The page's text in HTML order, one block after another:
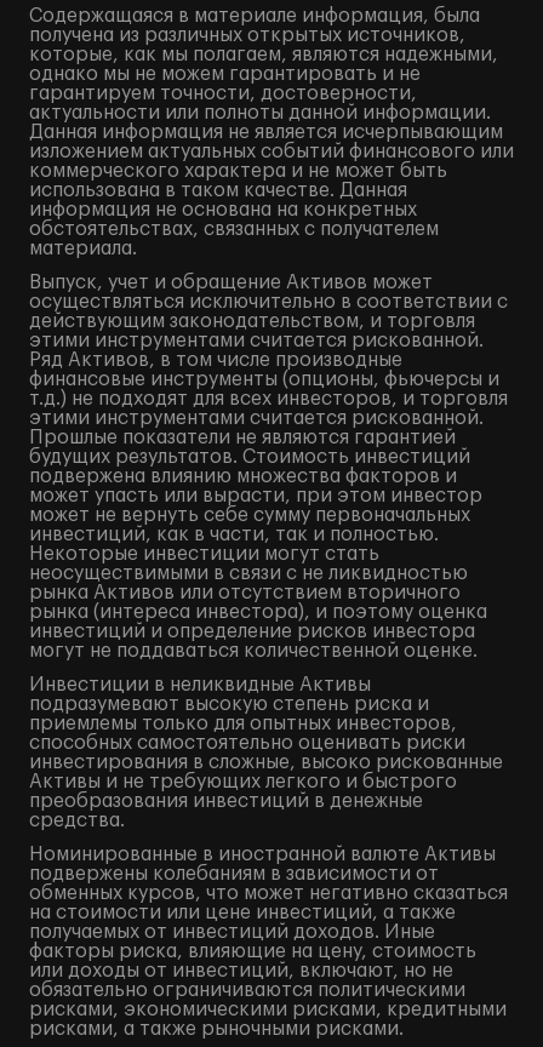
Содержащаяся в материале информация, была
получена из различных открытых источников,
которые, как мы полагаем, являются надежными,
однако мы не можем гарантировать и не
гарантируем точности, достоверности,
актуальности или полноты данной информации.
Данная информация не является исчерпывающим
изложением актуальных событий финансового или
коммерческого характера и не может быть
использована в таком качестве. Данная
информация не основана на конкретных
обстоятельствах, связанных с получателем
материала.
Выпуск, учет и обращение Активов может
осуществляться исключительно в соответствии с
действующим законодательством, и торговля
этими инструментами считается рискованной.
Ряд Активов, в том числе производные
финансовые инструменты (опционы, фьючерсы и
т.д.) не подходят для всех инвесторов, и торговля
этими инструментами считается рискованной.
Прошлые показатели не являются гарантией
будущих результатов. Стоимость инвестиций
подвержена влиянию множества факторов и
может упасть или вырасти, при этом инвестор
может не вернуть себе сумму первоначальных
инвестиций, как в части, так и полностью.
Некоторые инвестиции могут стать
неосуществимыми в связи с не ликвидностью
рынка Активов или отсутствием вторичного
рынка (интереса инвестора), и поэтому оценка
инвестиций и определение рисков инвестора
могут не поддаваться количественной оценке.
Инвестиции в неликвидные Активы
подразумевают высокую степень риска и
приемлемы только для опытных инвесторов,
способных самостоятельно оценивать риски
инвестирования в сложные, высоко рискованные
Активы и не требующих легкого и быстрого
преобразования инвестиций в денежные
средства.
Номинированные в иностранной валюте Активы
подвержены колебаниям в зависимости от
обменных курсов, что может негативно сказаться
на стоимости или цене инвестиций, а также
получаемых от инвестиций доходов. Иные
факторы риска, влияющие на цену, стоимость
или доходы от инвестиций, включают, но не
обязательно ограничиваются политическими
рисками, экономическими рисками, кредитными
рисками, а также рыночными рисками.